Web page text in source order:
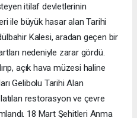
itilaf devletlerinin
ile büyük hasar alan Tarihi
Kalesi, aradan geçen bir
nedeniyle zarar gördü.
açık hava müzesi haline
Gelibolu Tarihi Alan
restorasyon ve çevre
18 Mart Şehitleri Anma